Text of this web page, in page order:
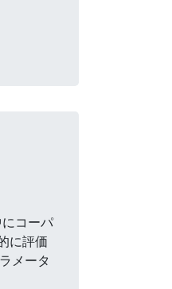
コーパ
に評価
メータ